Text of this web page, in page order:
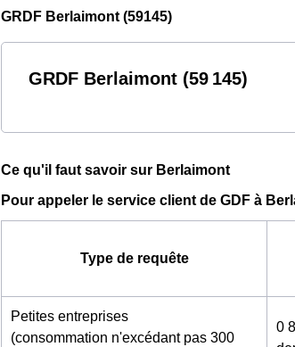
GRDF Berlaimont (59145)
GRDF Berlaimont (59 145)
Ce qu'il faut savoir sur Berlaimont
Pour appeler le service client de GDF à
Type de requête
Petites entreprises
(consommation n'excédant pas 300
0